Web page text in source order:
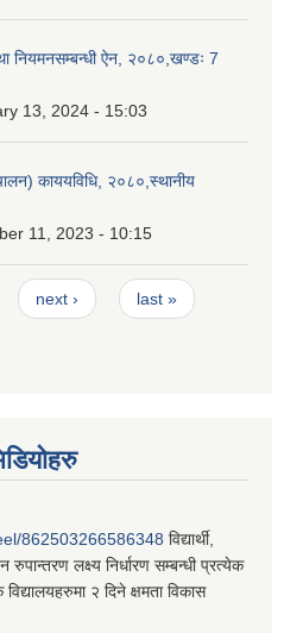
नियमनसम्बन्धी ऐन, २०८०,खण्डः 7
13, 2024 - 15:03
काययविधि, २०८०,स्थानीय
11, 2023 - 10:15
next › last »
862503266586348 विद्यार्थी,
रुपान्तरण लक्ष्य निर्धारण सम्बन्धी प्रत्येक
२ दिने क्षमता विकास